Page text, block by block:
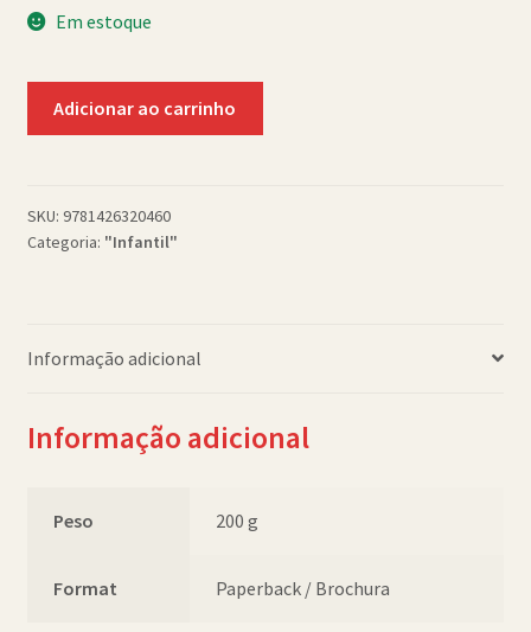
Em estoque
Baby
Animals
Adicionar ao carrinho
SKU: 9781426320460
Categoria: "Infantil"
Informação adicional
Informação adicional
Peso 200 g
Format Paperback / Brochura